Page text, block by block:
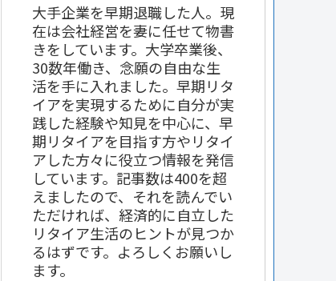
大手企業を早期退職した人。現
在は会社経営を妻に任せて物書
きをしています。大学卒業後、
30数年働き、念願の自由な生
活を手に入れました。早期リタ
イアを実現するために自分が実
践した経験や知見を中心に、早
期リタイアを目指す方やリタイ
アした方々に役立つ情報を発信
しています。記事数は400を超
えましたので、それを読んでい
ただければ、経済的に自立した
リタイア生活のヒントが見つか
るはずです。よろしくお願いし
ます。